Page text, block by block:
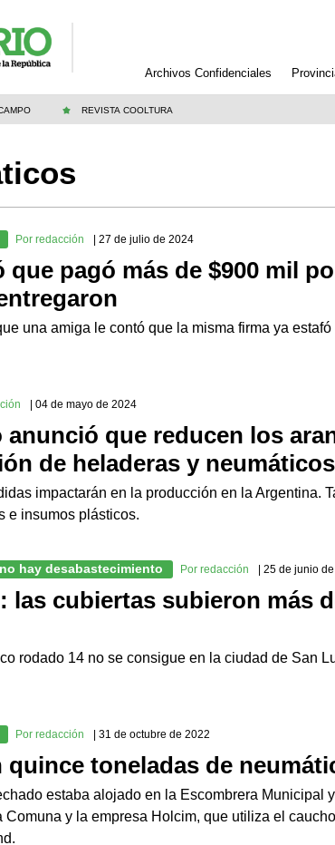
Archivos Confidenciales
REVISTA COOLTURA
Por redacción | 27 de julio de 2024
que pagó más de $900 mil
una amiga le contó que la misma firma ya
| 04 de mayo de 2024
anunció que reducen los
de heladeras y neumáticos
impactarán en la producción en la Argentina.
e insumos plásticos.
hay desabastecimiento Por redacción | 25 de junio
las cubiertas subieron más
rodado 14 no se consigue en la ciudad de San
Por redacción | 31 de octubre de 2022
quince toneladas de
estaba alojado en la Escombrera Municipal
Comuna y la empresa Holcim, que utiliza el